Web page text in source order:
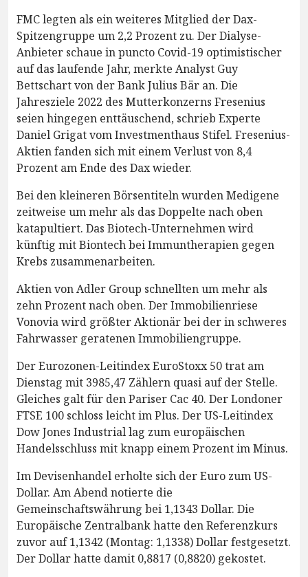
FMC legten als ein weiteres Mitglied der Dax-
Spitzengruppe um 2,2 Prozent zu. Der Dialyse-
Anbieter schaue in puncto Covid-19 optimistischer
auf das laufende Jahr, merkte Analyst Guy
Bettschart von der Bank Julius Bär an. Die
Jahresziele 2022 des Mutterkonzerns Fresenius
seien hingegen enttäuschend, schrieb Experte
Daniel Grigat vom Investmenthaus Stifel. Fresenius-
Aktien fanden sich mit einem Verlust von 8,4
Prozent am Ende des Dax wieder.
Bei den kleineren Börsentiteln wurden Medigene
zeitweise um mehr als das Doppelte nach oben
katapultiert. Das Biotech-Unternehmen wird
künftig mit Biontech bei Immuntherapien gegen
Krebs zusammenarbeiten.
Aktien von Adler Group schnellten um mehr als
zehn Prozent nach oben. Der Immobilienriese
Vonovia wird größter Aktionär bei der in schweres
Fahrwasser geratenen Immobiliengruppe.
Der Eurozonen-Leitindex EuroStoxx 50 trat am
Dienstag mit 3985,47 Zählern quasi auf der Stelle.
Gleiches galt für den Pariser Cac 40. Der Londoner
FTSE 100 schloss leicht im Plus. Der US-Leitindex
Dow Jones Industrial lag zum europäischen
Handelsschluss mit knapp einem Prozent im Minus.
Im Devisenhandel erholte sich der Euro zum US-
Dollar. Am Abend notierte die
Gemeinschaftswährung bei 1,1343 Dollar. Die
Europäische Zentralbank hatte den Referenzkurs
zuvor auf 1,1342 (Montag: 1,1338) Dollar festgesetzt.
Der Dollar hatte damit 0,8817 (0,8820) gekostet.